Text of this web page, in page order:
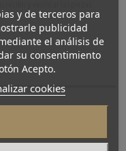
y de terceros para
publicidad
el análisis de
su consentimiento
Acepto.
cookies